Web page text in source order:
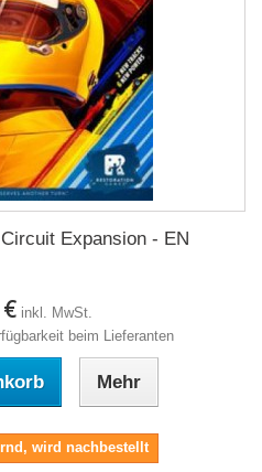
Expansion - EN
inkl. MwSt.
beim Lieferanten
Mehr
wird nachbestellt